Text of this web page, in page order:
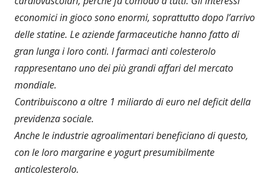
economici in gioco sono enormi, soprattutto dopo l’arrivo
delle statine. Le aziende farmaceutiche hanno fatto di
gran lunga i loro conti. I farmaci anti colesterolo
rappresentano uno dei più grandi affari del mercato
mondiale.
Contribuiscono a oltre 1 miliardo di euro nel deficit della
previdenza sociale.
Anche le industrie agroalimentari beneficiano di questo,
con le loro margarine e yogurt presumibilmente
anticolesterolo.